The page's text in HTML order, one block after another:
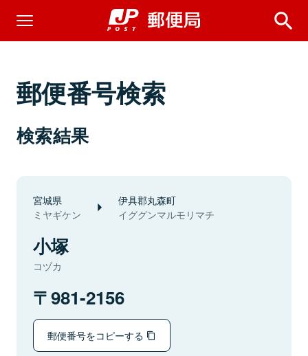
郵便番号検索
検索結果
宮城県
ミヤギケン
伊具郡丸森町
イググンマルモリマチ
小塚
コヅカ
981-2156
郵便番号をコピーする